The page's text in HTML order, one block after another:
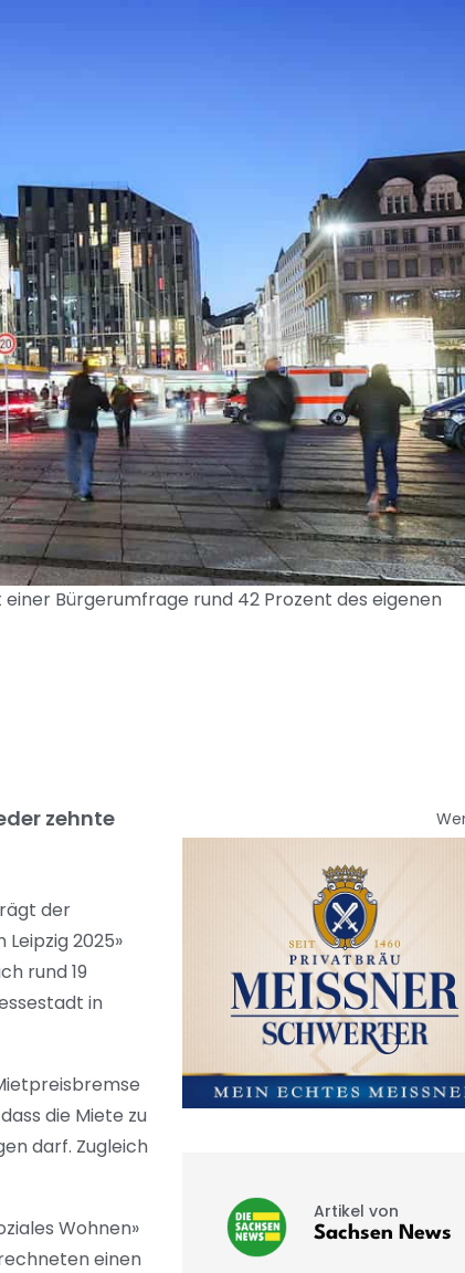
Bürgerumfrage rund 42 Prozent des eigenen
zehnte
der
2025»
rund 19
in
die Miete zu
darf. Zugleich
Wohnen»
einen
Artikel von
Sachsen News